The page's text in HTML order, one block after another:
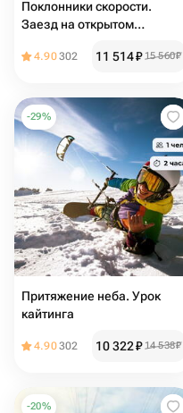
Поклонники скорости.
Заезд на открытом
4.90302 11 514₽ 15 560₽
-29%
Притяжение неба. Урок
кайтинга
4.90302 10 322₽ 14 538₽
-20%